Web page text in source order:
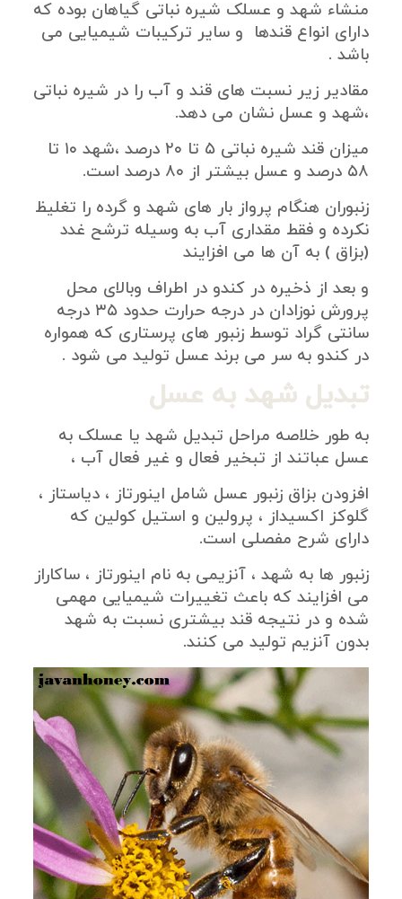
منشاء شهد و عسلک شیره نباتی گیاهان بوده که
دارای انواع قندها و سایر ترکیبات شیمیایی می
باشد .
مقادیر زیر نسبت های قند و آب را در شیره نباتی
،شهد و عسل نشان می دهد.
میزان قند شیره نباتی ۵ تا ۲۰ درصد ،شهد ۱۰ تا
۵۸ درصد و عسل بیشتر از ۸۰ درصد است.
زنبوران هنگام پرواز بار های شهد و گرده را تغلیظ
نکرده و فقط مقداری آب به وسیله ترشح غدد
(بزاق ) به آن ها می افزایند
و بعد از ذخیره در کندو در اطراف وبالای محل
پرورش نوزادان در درجه حرارت حدود ۳۵ درجه
سانتی گراد توسط زنبور های پرستاری که همواره
در کندو به سر می برند عسل تولید می شود .
تبدیل شهد به عسل
به طور خلاصه مراحل تبدیل شهد یا عسلک به
عسل عباتند از تبخیر فعال و غیر فعال آب ،
افزودن بزاق زنبور عسل شامل اینورتاز ، دیاستاز ،
گلوکز اکسیداز ، پرولین و استیل کولین که
دارای شرح مفصلی است.
زنبور ها به شهد ، آنزیمی به نام اینورتاز ، ساکاراز
می افزایند که باعث تغییرات شیمیایی مهمی
شده و در نتیجه قند بیشتری نسبت به شهد
بدون آنزیم تولید می کنند.